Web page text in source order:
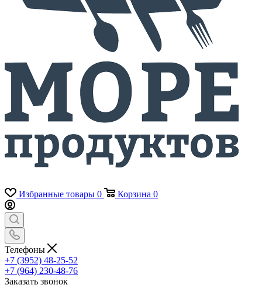
Избранные товары 0 Корзина 0
Телефоны
+7 (3952) 48-25-52
+7 (964) 230-48-76
Заказать звонок